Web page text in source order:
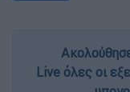
Live όλες οι